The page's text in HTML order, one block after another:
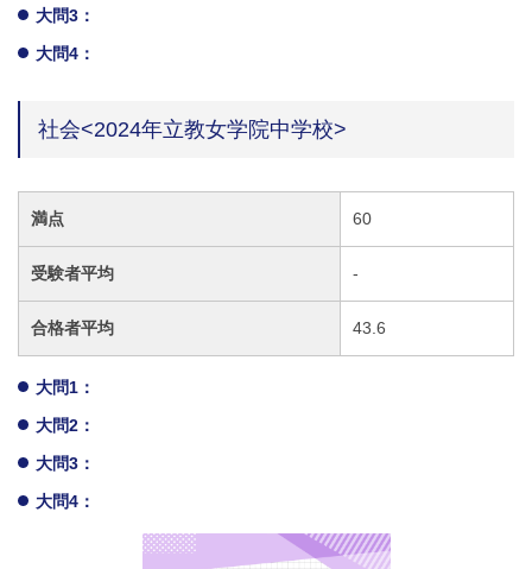
大問3：
大問4：
社会<2024年立教女学院中学校>
満点 60
受験者平均 -
合格者平均 43.6
大問1：
大問2：
大問3：
大問4：